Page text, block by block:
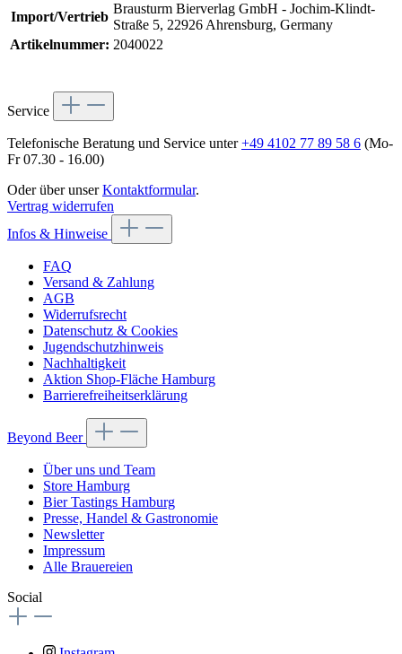
Import/Vertrieb
Brausturm Bierverlag GmbH - Jochim-Klindt-
Straße 5, 22926 Ahrensburg, Germany
Artikelnummer: 2040022
Service
Telefonische Beratung und Service unter+49 4102 77 89 58 6 (Mo-
Fr 07.30 - 16.00)
Oder über unserKontaktformular.
Vertrag widerrufen
Infos & Hinweise
FAQ
Versand & Zahlung
AGB
Widerrufsrecht
Datenschutz & Cookies
Jugendschutzhinweis
Nachhaltigkeit
Aktion Shop-Fläche Hamburg
Barrierefreiheitserklärung
Beyond Beer
Über uns und Team
Store Hamburg
Bier Tastings Hamburg
Presse, Handel & Gastronomie
Newsletter
Impressum
Alle Brauereien
Social